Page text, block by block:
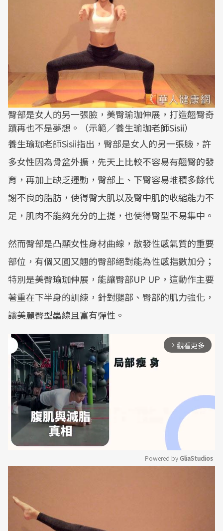
臀部是女人的另一張臉，美臀瑜珈伸展，打造翹臀奇
蹟再也不是夢想。（示範／養生瑜珈老師Sisii）
養生瑜珈老師Sisii指出，臀部是女人的另一張臉，許
多女性因為骨盆外擴，先天上比較不容易有翹臀的發
育，再加上缺乏運動，臀部上、下臀容易堆積多餘代
謝不良的脂肪，使得臀大肌以及臀中肌的收縮能力不
足，肌肉不能夠充分的上提，也使得臀型不易集中。
然而臀部是凸顯女性身材曲線，散發性感氣質的重要
部位，有個又圓又翹的臀部絕對能為性感指數加分；
特別是美臀瑜珈伸展，能讓臀部UP UP，這動作主要
著重在下半身的訓練，針對腿部、臀部的肌力強化，
讓美麗臀型蟲線且富有彈性。
arrow_forward_ios 觀看更多
Powered by GliaStudios